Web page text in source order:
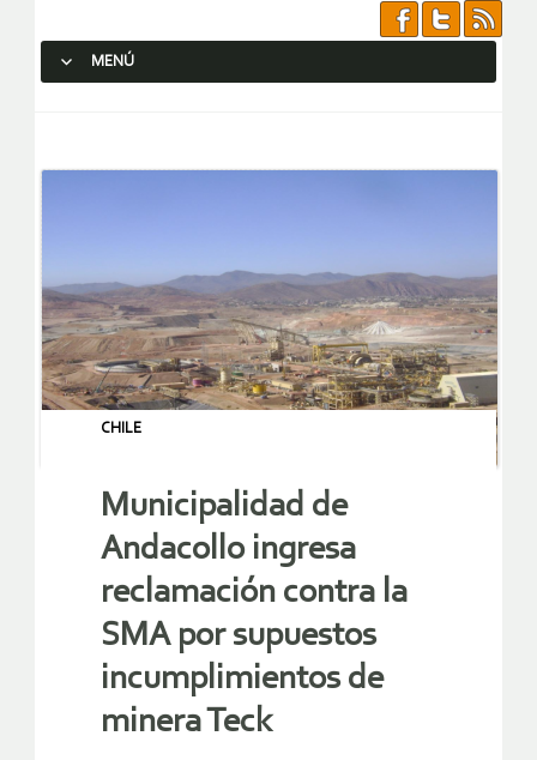
MENÚ
CHILE
Municipalidad de
Andacollo ingresa
reclamación contra la
SMA por supuestos
incumplimientos de
minera Teck